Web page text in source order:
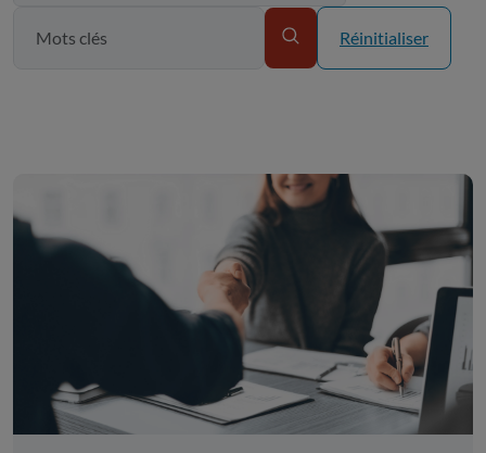
Réinitialiser